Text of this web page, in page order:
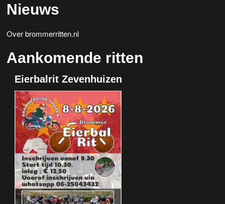
Nieuws
Over brommerritten.nl
Aankomende ritten
Eierbalrit Zevenhuizen